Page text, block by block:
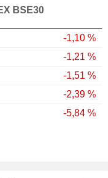
BSE30
-1,10 %
-1,21 %
-1,51 %
-2,39 %
-5,84 %